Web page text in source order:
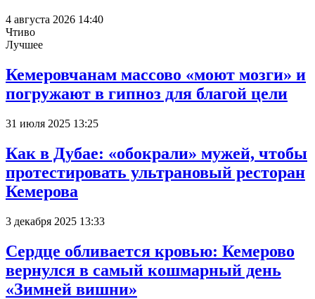
4 августа 2026 14:40
Чтиво
Лучшее
Кемеровчанам массово «моют мозги» и
погружают в гипноз для благой цели
31 июля 2025 13:25
Как в Дубае: «обокрали» мужей, чтобы
протестировать ультрановый ресторан
Кемерова
3 декабря 2025 13:33
Сердце обливается кровью: Кемерово
вернулся в самый кошмарный день
«Зимней вишни»